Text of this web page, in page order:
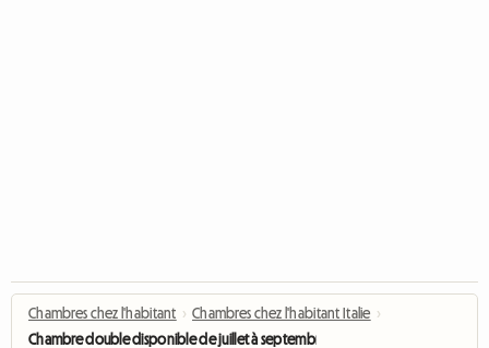
Chambres chez l'habitant › Chambres chez l'habitant Italie ›
Chambre double disponible de juillet à septembre